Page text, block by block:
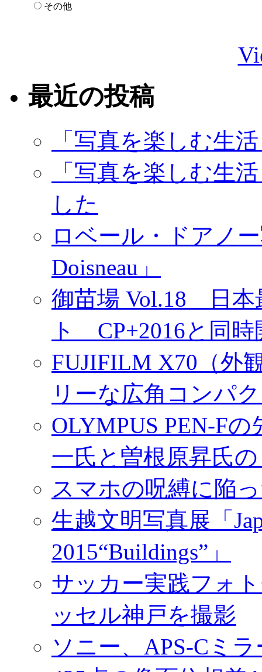
その他
最近の投稿
「写真を楽しむ生
「写真を楽しむ生
した
ロベール・ドアノ
Doisneau」
御苗場 Vol.18 日本
ト CP+2016と同時
FUJIFILM X70（外
リーな広角コンパ
OLYMPUS PEN-F
一氏と曽根原昇氏
スマホの呪縛に陥
生越文明写真展「
2015“Buildings”」
サッカー実践フォ
ッセル神戸を撮影
ソニー、APS-Cミ